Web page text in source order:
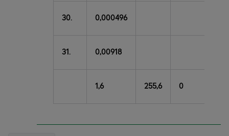
30. 0,000496
31. 0,00918
1,6 255,6 0